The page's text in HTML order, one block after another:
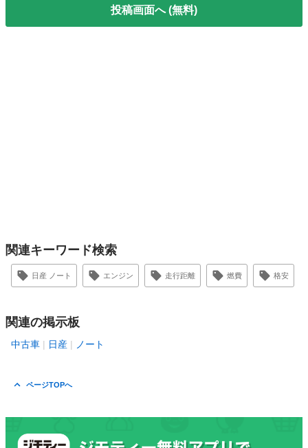
投稿画面へ (無料)
関連キーワード検索
日産 ノート エンジン 走行距離 燃費 格安
関連の掲示板
中古車 日産 ノート
ページTOPへ